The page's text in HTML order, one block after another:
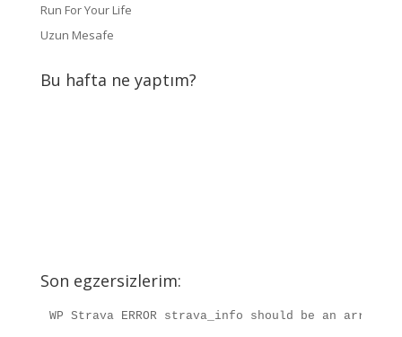
Run For Your Life
Uzun Mesafe
Bu hafta ne yaptım?
Son egzersizlerim:
WP Strava ERROR strava_info should be an